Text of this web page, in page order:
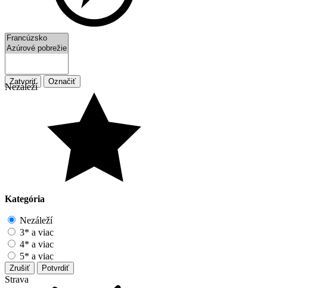
Zatvoriť Označiť
Nezáleží
Kategória
Nezáleží
3* a viac
4* a viac
5* a viac
Zrušiť Potvrdiť
Strava